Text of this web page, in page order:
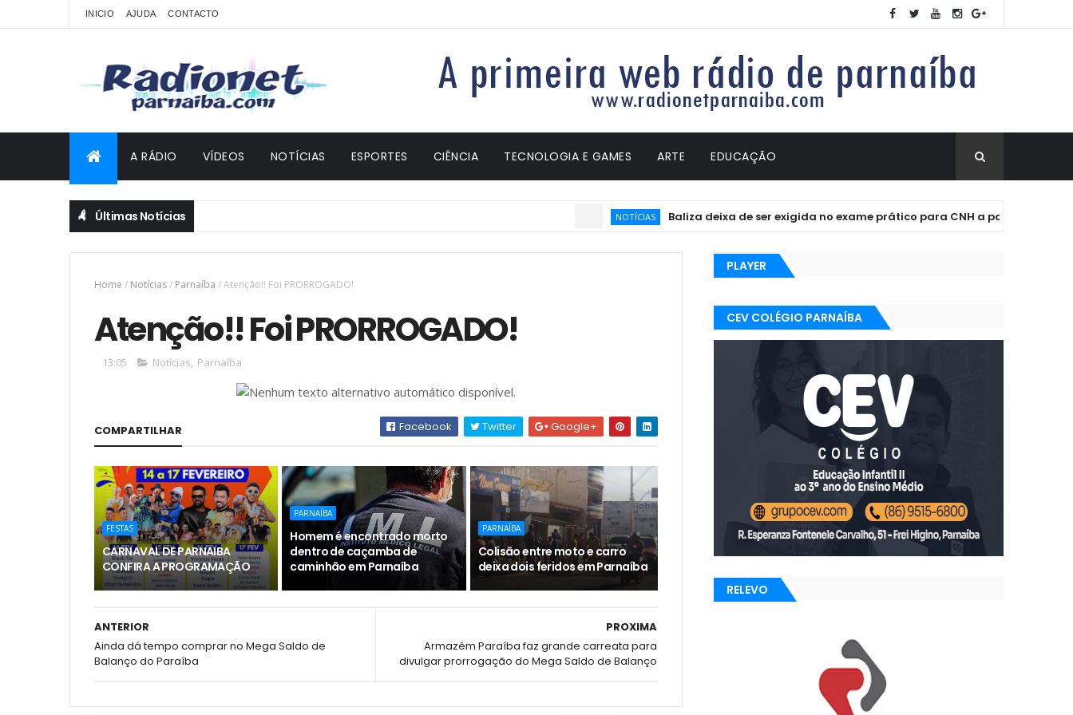
INICIO AJUDA CONTACTO
A RÁDIO VÍDEOS NOTÍCIAS ESPORTES CIÊNCIA TECNOLOGIA E GAMES ARTE EDUCAÇÃO
Últimas Notícias NOTÍCIAS Baliza deixa de ser exigida no exame prático para CNH a partir de quinta
Home / Notícias/ Parnaíba /Atenção!! Foi PRORROGADO!
Atenção!! Foi PRORROGADO!
13:05 Notícias, Parnaíba
COMPARTILHAR Facebook Twitter Google+
FESTAS
CARNAVAL DE PARNAIBA
CONFIRA A PROGRAMAÇÃO
PARNAÍBA
Homem é encontrado morto
dentro de caçamba de
caminhão em Parnaíba
PARNAÍBA
Colisão entre moto e carro
deixa dois feridos em Parnaíba
PROXIMA
Armazém Paraíba faz grande carreata para
divulgar prorrogação do Mega Saldo de Balanço
ANTERIOR
Ainda dá tempo comprar no Mega Saldo de
Balanço do Paraíba
PLAYER
CEV COLÉGIO PARNAÍBA
RELEVO